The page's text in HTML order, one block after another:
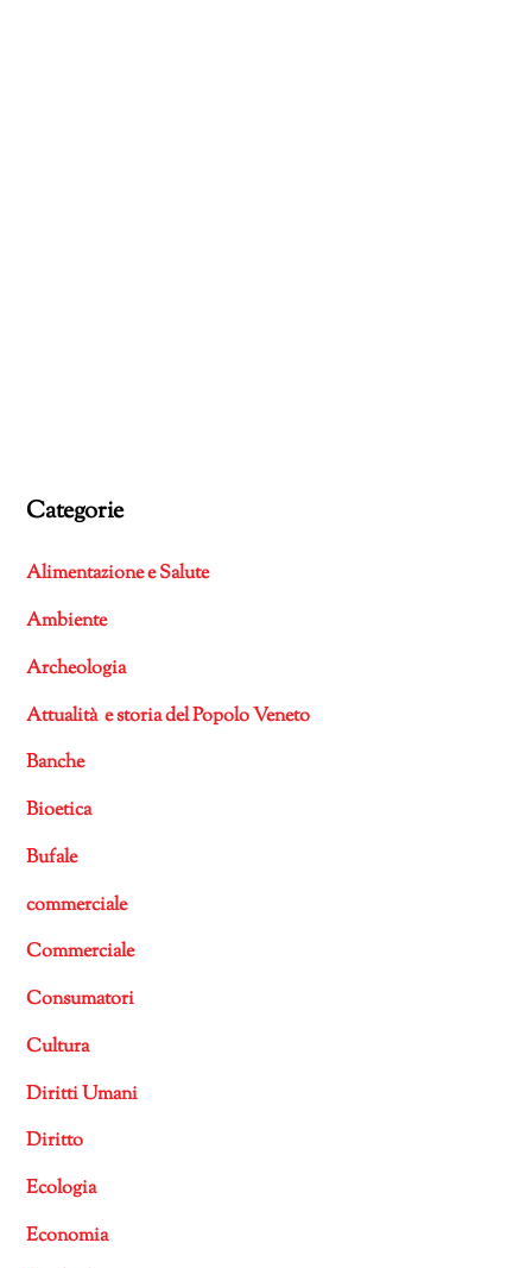
Categorie
Alimentazione e Salute
Ambiente
Archeologia
Attualità e storia del Popolo Veneto
Banche
Bioetica
Bufale
commerciale
Commerciale
Consumatori
Cultura
Diritti Umani
Diritto
Ecologia
Economia